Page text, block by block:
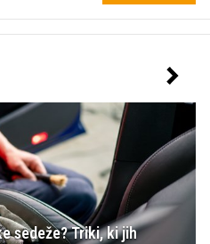
sedeže? Triki, ki jih